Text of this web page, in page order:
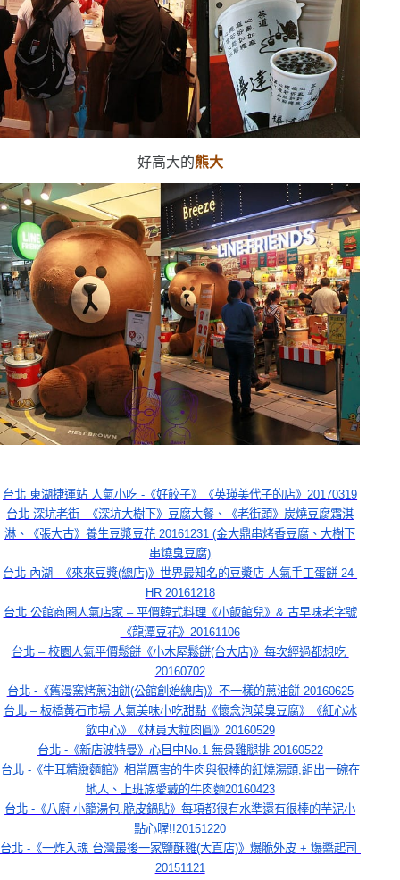
好高大的熊大
台北 東湖捷運站 人氣小吃 -《好餃子》《英瑛美代子的店》20170319
台北 深坑老街 -《深坑大樹下》豆腐大餐、《老街頭》炭燒豆腐霜淇
淋、《張大古》養生豆漿豆花 20161231 (金大鼎串烤香豆腐、大樹下
串燒臭豆腐)
台北 內湖 -《來來豆漿(總店)》世界最知名的豆漿店 人氣手工蛋餅 24
HR 20161218
台北 公館商圈人氣店家 – 平價韓式料理《小飯館兒》& 古早味老字號
《龍潭豆花》20161106
台北 – 校園人氣平價鬆餅《小木屋鬆餅(台大店)》每次經過都想吃
20160702
台北 -《舊漫窯烤蔥油餅(公館創始總店)》不一樣的蔥油餅 20160625
台北 – 板橋黃石市場 人氣美味小吃甜點《懷念泡菜臭豆腐》《紅心冰
飲中心》《林員大粒肉圓》20160529
台北 -《新店波特曼》心目中No.1 無骨雞腿排 20160522
台北 -《牛耳精緻麵館》相當厲害的牛肉與很棒的紅燒湯頭,組出一碗在
地人、上班族愛戴的牛肉麵20160423
台北 -《八廚 小籠湯包.脆皮鍋貼》每項都很有水準還有很棒的芋泥小
點心喔!!20151220
台北 -《一炸入魂 台灣最後一家鹽酥雞(大直店)》爆脆外皮 + 爆醬起司
20151121